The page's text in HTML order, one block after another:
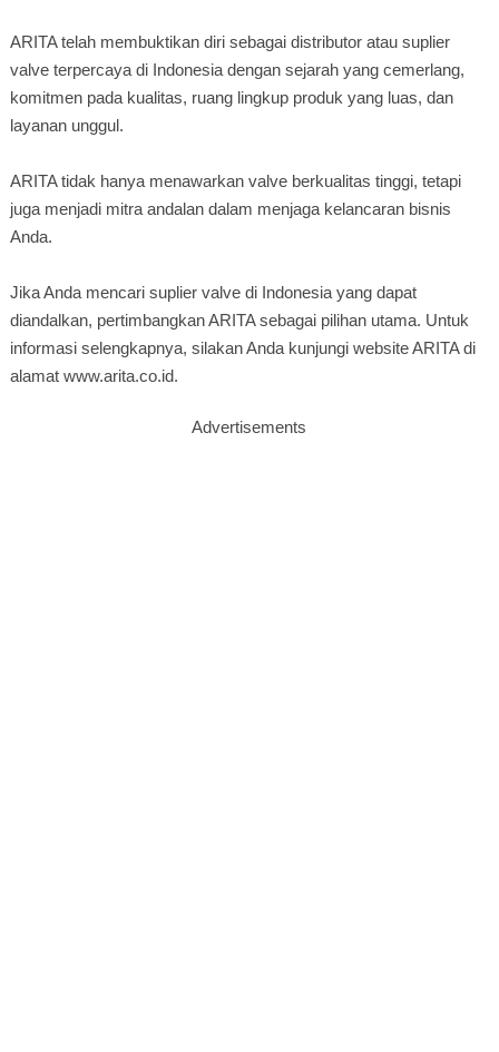
ARITA telah membuktikan diri sebagai distributor atau suplier
valve terpercaya di Indonesia dengan sejarah yang cemerlang,
komitmen pada kualitas, ruang lingkup produk yang luas, dan
layanan unggul.
ARITA tidak hanya menawarkan valve berkualitas tinggi, tetapi
juga menjadi mitra andalan dalam menjaga kelancaran bisnis
Anda.
Jika Anda mencari suplier valve di Indonesia yang dapat
diandalkan, pertimbangkan ARITA sebagai pilihan utama. Untuk
informasi selengkapnya, silakan Anda kunjungi website ARITA di
alamat www.arita.co.id.
Advertisements